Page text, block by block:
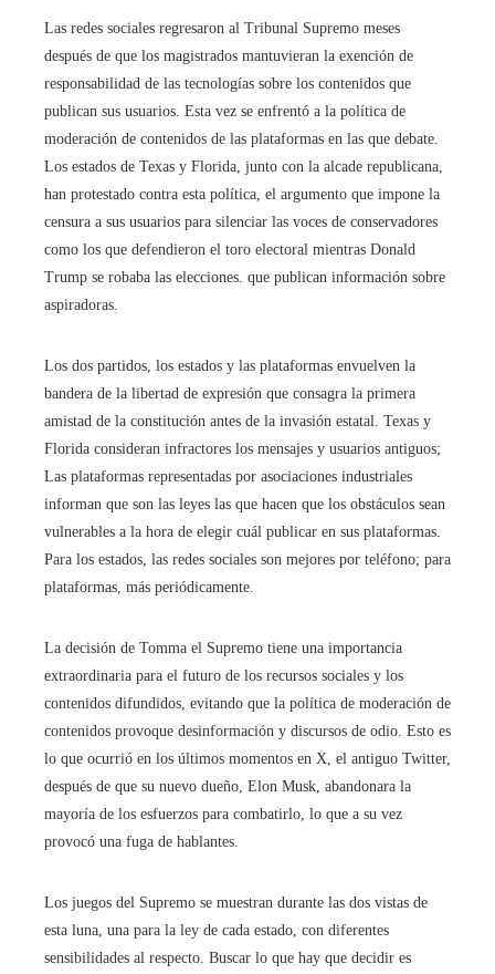
Las redes sociales regresaron al Tribunal Supremo meses
después de que los magistrados mantuvieran la exención de
responsabilidad de las tecnologías sobre los contenidos que
publican sus usuarios. Esta vez se enfrentó a la política de
moderación de contenidos de las plataformas en las que debate.
Los estados de Texas y Florida, junto con la alcade republicana,
han protestado contra esta política, el argumento que impone la
censura a sus usuarios para silenciar las voces de conservadores
como los que defendieron el toro electoral mientras Donald
Trump se robaba las elecciones. que publican información sobre
aspiradoras.
Los dos partidos, los estados y las plataformas envuelven la
bandera de la libertad de expresión que consagra la primera
amistad de la constitución antes de la invasión estatal. Texas y
Florida consideran infractores los mensajes y usuarios antiguos;
Las plataformas representadas por asociaciones industriales
informan que son las leyes las que hacen que los obstáculos sean
vulnerables a la hora de elegir cuál publicar en sus plataformas.
Para los estados, las redes sociales son mejores por teléfono; para
plataformas, más periódicamente.
La decisión de Tomma el Supremo tiene una importancia
extraordinaria para el futuro de los recursos sociales y los
contenidos difundidos, evitando que la política de moderación de
contenidos provoque desinformación y discursos de odio. Esto es
lo que ocurrió en los últimos momentos en X, el antiguo Twitter,
después de que su nuevo dueño, Elon Musk, abandonara la
mayoría de los esfuerzos para combatirlo, lo que a su vez
provocó una fuga de hablantes.
Los juegos del Supremo se muestran durante las dos vistas de
esta luna, una para la ley de cada estado, con diferentes
sensibilidades al respecto. Buscar lo que hay que decidir es